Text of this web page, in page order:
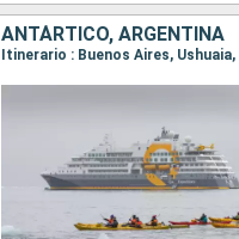
ANTÁRTICO, ARGENTINA
Itinerario : Buenos Aires,